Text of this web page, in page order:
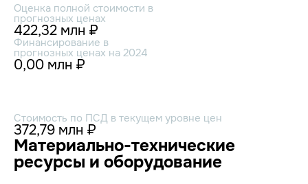
Оценка полной стоимости в
прогнозных ценах
422,32 млн ₽
Финансирование в
прогнозных ценах на 2024
0,00 млн ₽
Стоимость по ПСД в текущем уровне цен
372,79 млн ₽
Материально-технические
ресурсы и оборудование